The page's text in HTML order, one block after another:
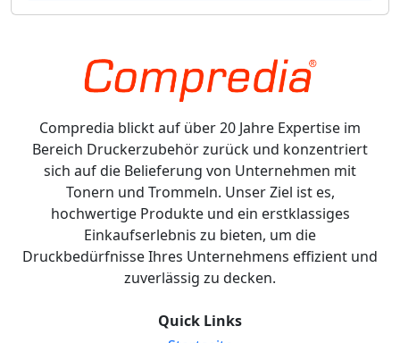
Compredia blickt auf über 20 Jahre Expertise im
Bereich Druckerzubehör zurück und konzentriert
sich auf die Belieferung von Unternehmen mit
Tonern und Trommeln. Unser Ziel ist es,
hochwertige Produkte und ein erstklassiges
Einkaufserlebnis zu bieten, um die
Druckbedürfnisse Ihres Unternehmens effizient und
zuverlässig zu decken.
Quick Links